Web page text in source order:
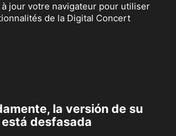
jour votre navigateur pour utiliser
de la Digital Concert
la versión de su
desfasada